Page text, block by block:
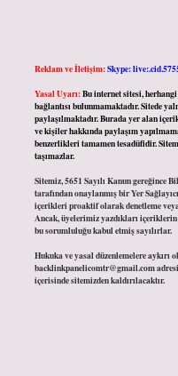
Reklam ve İletişim:Skype:
Yasal Uyarı:Bu internet sitesi,
bağlantısı bulunmamaktadır. Sitede
paylaşılmaktadır. Burada yer alan
ve kişiler hakkında paylaşım
benzerlikleri tamamen tesadüfidir.
taşımazlar.
Sitemiz, 5651 Sayılı Kanun
tarafından onaylanmış bir Yer
içerikleri proaktif olarak denetleme
Ancak, üyelerimiz yazdıkları
bu sorumluluğu kabul etmiş sayılırlar.
Hukuka ve yasal düzenlemelere aykırı
backlinkpanelicomtr@gmail.com
içerisinde sitemizden kaldırılacaktır.